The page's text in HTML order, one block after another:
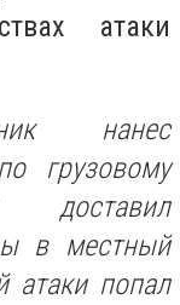
атаки
нанес
грузовому
доставил
в местный
атаки попал